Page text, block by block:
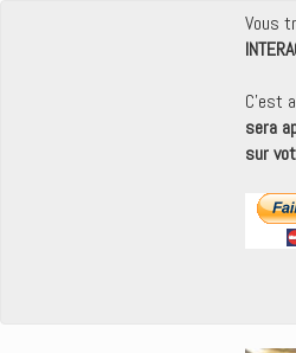
Vous
C'est
sera
sur